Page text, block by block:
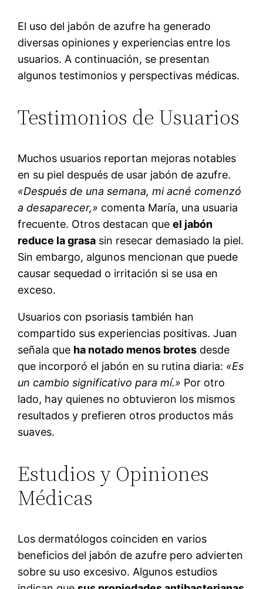
El uso del jabón de azufre ha generado
diversas opiniones y experiencias entre los
usuarios. A continuación, se presentan
algunos testimonios y perspectivas médicas.
Testimonios de Usuarios
Muchos usuarios reportan mejoras notables
en su piel después de usar jabón de azufre.
«Después de una semana, mi acné comenzó
a desaparecer,» comenta María, una usuaria
frecuente. Otros destacan queel jabón
reduce la grasa sin resecar demasiado la piel.
Sin embargo, algunos mencionan que puede
causar sequedad o irritación si se usa en
exceso.
Usuarios con psoriasis también han
compartido sus experiencias positivas. Juan
señala que ha notado menos brotes desde
que incorporó el jabón en su rutina diaria: «Es
un cambio significativo para mí.» Por otro
lado, hay quienes no obtuvieron los mismos
resultados y prefieren otros productos más
suaves.
Estudios y Opiniones
Médicas
Los dermatólogos coinciden en varios
beneficios del jabón de azufre pero advierten
sobre su uso excesivo. Algunos estudios